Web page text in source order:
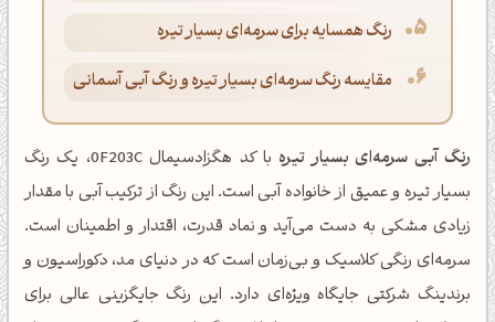
رنگ همسایه برای سرمه‌ای بسیار تیره
مقایسه رنگ سرمه‌ای بسیار تیره و رنگ آبی آسمانی
رنگ آبی سرمه‌ای بسیار تیره
با کد هگزادسیمال 0F203C، یک رنگ
بسیار تیره و عمیق از خانواده آبی است. این رنگ از ترکیب آبی با مقدار
زیادی مشکی به دست می‌آید و نماد قدرت، اقتدار و اطمینان است.
سرمه‌ای رنگی کلاسیک و بی‌زمان است که در دنیای مد، دکوراسیون و
برندینگ شرکتی جایگاه ویژه‌ای دارد. این رنگ جایگزینی عالی برای